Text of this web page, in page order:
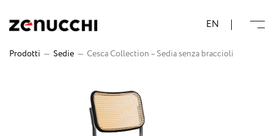
EN
Prodotti — Sedie — Cesca Collection – Sedia senza braccioli